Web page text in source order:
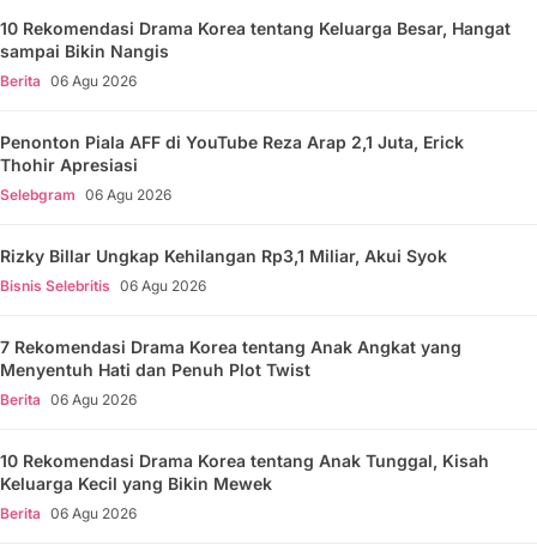
10 Rekomendasi Drama Korea tentang Keluarga Besar, Hangat
sampai Bikin Nangis
Berita 06 Agu 2026
Penonton Piala AFF di YouTube Reza Arap 2,1 Juta, Erick
Thohir Apresiasi
Selebgram 06 Agu 2026
Rizky Billar Ungkap Kehilangan Rp3,1 Miliar, Akui Syok
Bisnis Selebritis 06 Agu 2026
7 Rekomendasi Drama Korea tentang Anak Angkat yang
Menyentuh Hati dan Penuh Plot Twist
Berita 06 Agu 2026
10 Rekomendasi Drama Korea tentang Anak Tunggal, Kisah
Keluarga Kecil yang Bikin Mewek
Berita 06 Agu 2026